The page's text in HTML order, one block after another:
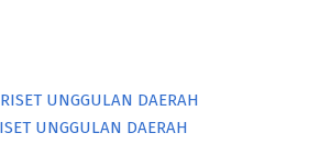
UNGGULAN DAERAH
UNGGULAN DAERAH